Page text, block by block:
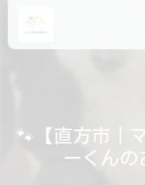
🐾【直方市｜
ーくんの